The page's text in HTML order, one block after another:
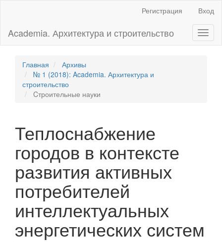
Основное
содержимое
панель
Регистрация Вход
Academia. Архитектура и строительство
Главная
Архивы
№ 1 (2018): Academia. Архитектура и
строительство
Cтроительные науки
Теплоснабжение
городов в контексте
развития активных
потребителей
интеллектуальных
энергетических систем